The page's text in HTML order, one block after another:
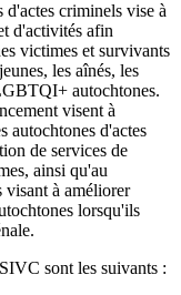
criminels vise à
d'activités afin
victimes et survivants
les aînés, les
autochtones.
visent à
autochtones d'actes
de services de
ainsi qu'au
visant à améliorer
lorsqu'ils
sont les suivants :